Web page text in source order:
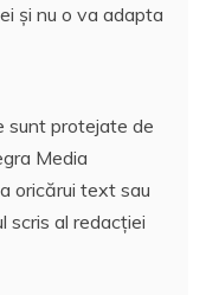
și nu o va adapta
sunt protejate de
Media
oricărui text sau
scris al redacției